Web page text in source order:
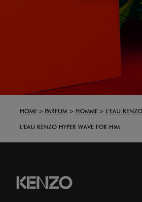
HOME PARFUM HOMME
L'EAU KENZO
L'EAU KENZO HYPER WAVE FOR HIM